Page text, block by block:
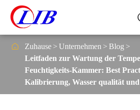
 Zuhause Unternehmen
Blog
Leitfaden zur Wartung der
Feuchtigkeits-Kammer: Best
Kalibrierung, Wasser qualität